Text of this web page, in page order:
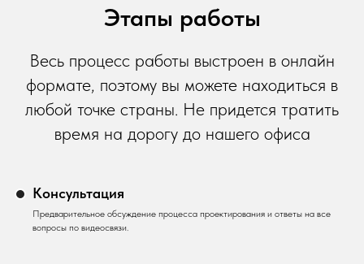
Этапы работы
Весь процесс работы выстроен в онлайн
формате, поэтому вы можете находиться в
любой точке страны. Не придется тратить
время на дорогу до нашего офиса
Консультация
Предварительное обсуждение процесса проектирования и ответы на все
вопросы по видеосвязи.